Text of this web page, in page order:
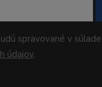
spravované v
údajov.